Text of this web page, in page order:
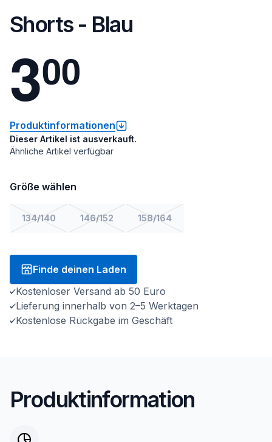
Shorts - Blau
300
Produktinformationen
Dieser Artikel ist ausverkauft.
Ähnliche Artikel verfügbar
Größe wählen
134/140 146/152 158/164
Finde deinen Laden
Kostenloser Versand ab 50 Euro
Lieferung innerhalb von 2–5 Werktagen
Kostenlose Rückgabe im Geschäft
Produktinformation